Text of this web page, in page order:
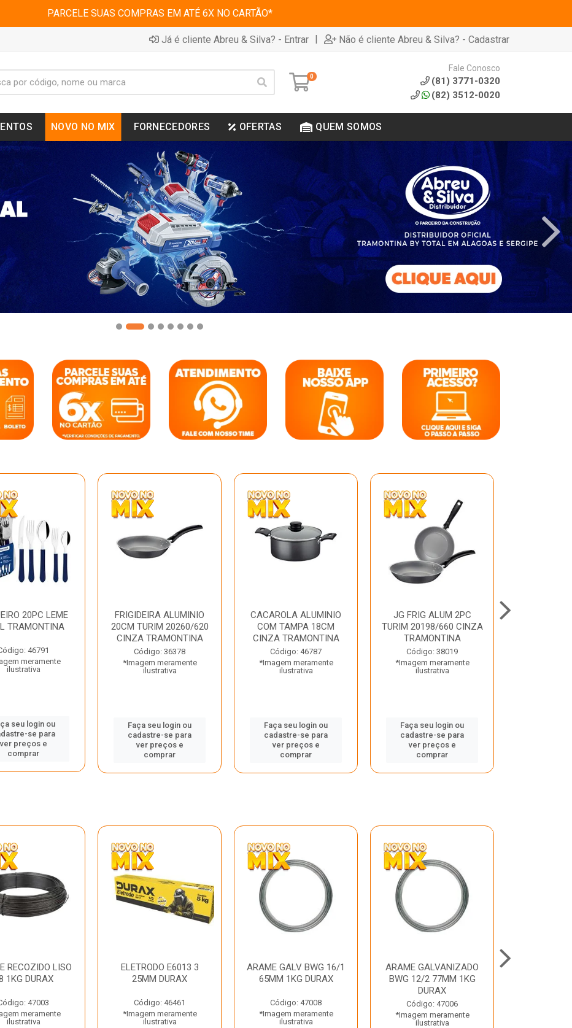
PARCELE SUAS COMPRAS EM ATÉ 6X NO CARTÃO*
Já é cliente Abreu & Silva? - Entrar | Não é cliente Abreu & Silva? - Cadastrar
0
Fale Conosco
(81) 3771-0320
(82) 3512-0020
NOVO NO MIX FORNECEDORES OFERTAS QUEM SOMOS
20PC LEME
TRAMONTINA
46791
meramente
ilustrativa
seu login ou
se para
ver preços e
comprar
FRIGIDEIRA ALUMINIO
20CM TURIM 20260/620
CINZA TRAMONTINA
Código: 36378
*Imagem meramente
ilustrativa
Faça seu login ou
cadastre-se para
ver preços e
comprar
CACAROLA ALUMINIO
COM TAMPA 18CM
CINZA TRAMONTINA
Código: 46787
*Imagem meramente
ilustrativa
Faça seu login ou
cadastre-se para
ver preços e
comprar
JG FRIG ALUM 2PC
TURIM 20198/660 CINZA
TRAMONTINA
Código: 38019
*Imagem meramente
ilustrativa
Faça seu login ou
cadastre-se para
ver preços e
comprar
RECOZIDO LISO
1KG DURAX
47003
meramente
ilustrativa
ELETRODO E6013 3
25MM DURAX
Código: 46461
*Imagem meramente
ilustrativa
ARAME GALV BWG 16/1
65MM 1KG DURAX
Código: 47008
*Imagem meramente
ilustrativa
ARAME GALVANIZADO
BWG 12/2 77MM 1KG
DURAX
Código: 47006
*Imagem meramente
ilustrativa